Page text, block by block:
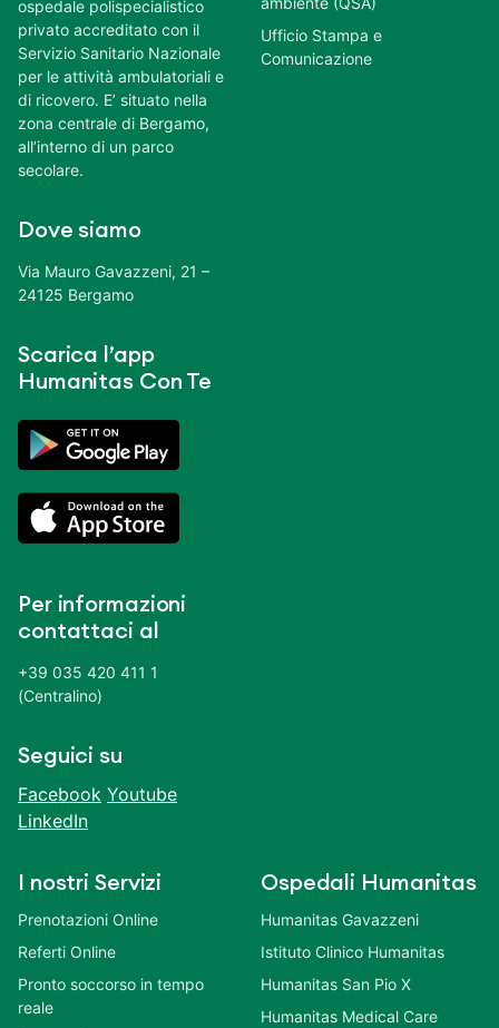
ospedale polispecialistico
privato accreditato con il
Servizio Sanitario Nazionale
per le attività ambulatoriali e
di ricovero. E’ situato nella
zona centrale di Bergamo,
all’interno di un parco
secolare.
Dove siamo
Via Mauro Gavazzeni, 21 –
24125 Bergamo
Scarica l’app
Humanitas Con Te
Per informazioni
contattaci al
+39 035 420 411 1
(Centralino)
Seguici su
Facebook Youtube
LinkedIn
Ufficio Stampa e
Comunicazione
I nostri Servizi
Prenotazioni Online
Referti Online
Pronto soccorso in tempo
reale
Ospedali Humanitas
Humanitas Gavazzeni
Istituto Clinico Humanitas
Humanitas San Pio X
Humanitas Medical Care